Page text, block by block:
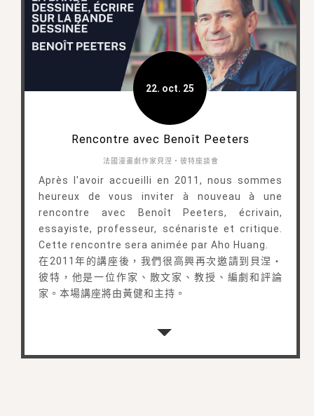
22. oct. 25
Rencontre avec Benoît Peeters
法國漫畫劇作家貝涅・彼特座談會
Après l'avoir accueilli en 2011, nous sommes
heureux de vous inviter à nouveau à une
rencontre avec Benoît Peeters, écrivain,
essayiste, professeur, scénariste et critique.
Cette rencontre sera animée par Aho Huang.
在2011年的講座後，我們很高興再次邀請到貝涅・
彼特，他是一位作家、散文家、教授、編劇和評論
家。本場講座將由黃健和主持。